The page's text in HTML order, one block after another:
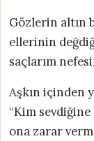
Gözlerin altın
ellerinin
saçlarım
Aşkın içinden
“Kim sevdiğine
ona zarar